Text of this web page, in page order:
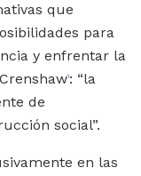
que
para
y enfrentar la
1: “la
de
social”.
en las